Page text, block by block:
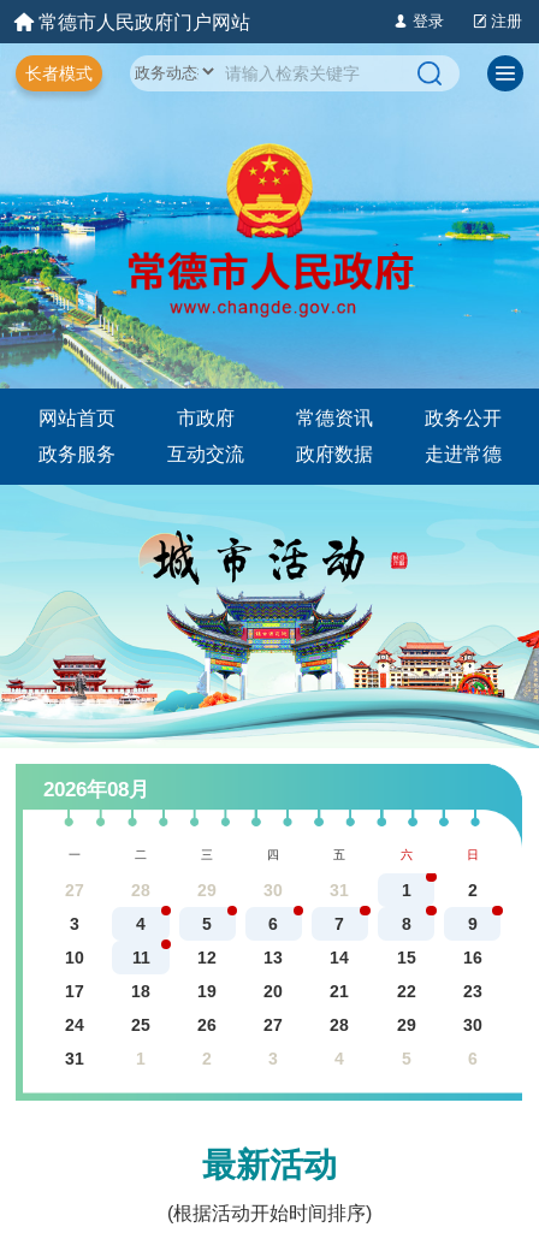
常德市人民政府门户网站 登录 注册
长者模式
网站首页 市政府 常德资讯
政务公开
政务服务
互动交流 政府数据 走进常德
二 三
最新活动
(根据活动开始时间排序)